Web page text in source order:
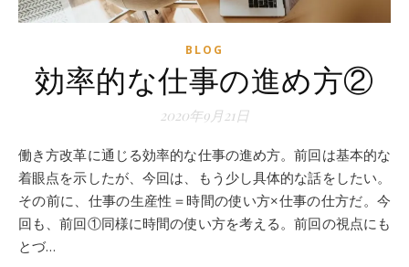
BLOG
効率的な仕事の進め方②
2020年9月21日
働き方改革に通じる効率的な仕事の進め方。前回は基本的な
着眼点を示したが、今回は、もう少し具体的な話をしたい。
その前に、仕事の生産性＝時間の使い方×仕事の仕方だ。今
回も、前回①同様に時間の使い方を考える。前回の視点にも
とづ…